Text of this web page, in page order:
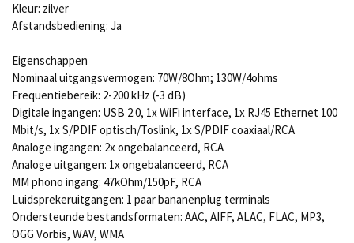
Kleur: zilver
Afstandsbediening: Ja
Eigenschappen
Nominaal uitgangsvermogen: 70W/8Ohm; 130W/4ohms
Frequentiebereik: 2-200 kHz (-3 dB)
Digitale ingangen: USB 2.0, 1x WiFi interface, 1x RJ45 Ethernet 100
Mbit/s, 1x S/PDIF optisch/Toslink, 1x S/PDIF coaxiaal/RCA
Analoge ingangen: 2x ongebalanceerd, RCA
Analoge uitgangen: 1x ongebalanceerd, RCA
MM phono ingang: 47kOhm/150pF, RCA
Luidsprekeruitgangen: 1 paar bananenplug terminals
Ondersteunde bestandsformaten: AAC, AIFF, ALAC, FLAC, MP3,
OGG Vorbis, WAV, WMA